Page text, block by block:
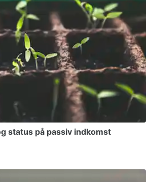
status på passiv indkomst